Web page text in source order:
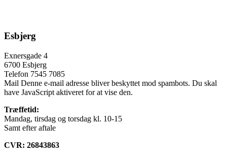
Esbjerg
Exnersgade 4
6700 Esbjerg
Telefon 7545 7085
Mail Denne e-mail adresse bliver beskyttet mod spambots. Du skal
have JavaScript aktiveret for at vise den.
Træffetid:
Mandag, tirsdag og torsdag kl. 10-15
Samt efter aftale
CVR: 26843863